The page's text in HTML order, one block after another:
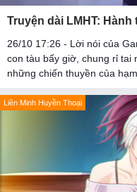
Truyện dài LMHT:
26/10 17:26 - Lời nói của
con tàu bấy giờ, chung rỉ tai
những chiến thuyền của
Liên Minh Huyền Thoại